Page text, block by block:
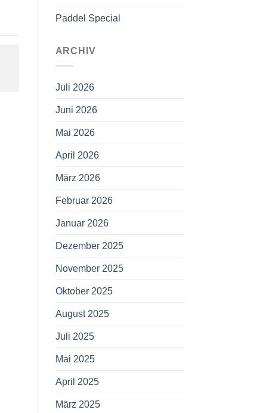
Paddel Special
ARCHIV
Juli 2026
Juni 2026
Mai 2026
April 2026
März 2026
Februar 2026
Januar 2026
Dezember 2025
November 2025
Oktober 2025
August 2025
Juli 2025
Mai 2025
April 2025
März 2025